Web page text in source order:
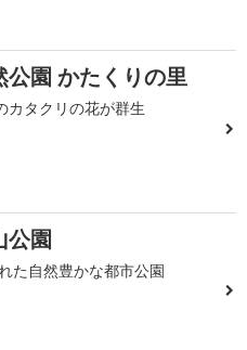
公園 かたくりの里
カタクリの花が群生
公園
た自然豊かな都市公園